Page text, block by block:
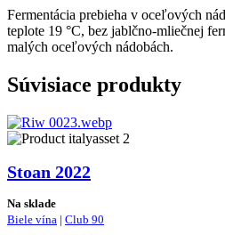
Fermentácia prebieha v oceľových
teplote 19 °C, bez jablčno-mliečnej
malých oceľových nádobách.
Súvisiace produkty
Stoan 2022
Na sklade
Biele vína | Club 90